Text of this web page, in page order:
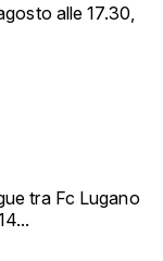
alle 17.30,
tra Fc Lugano